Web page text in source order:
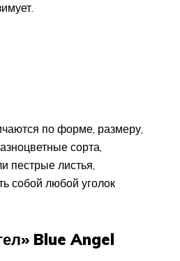
по форме, размеру,
сорта,
пестрые листья,
собой любой уголок
Blue Angel